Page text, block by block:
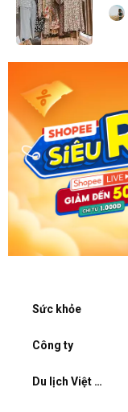
Sức khỏe
Công ty
Du lịch Việt Nam